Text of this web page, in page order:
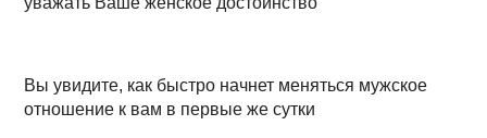
Вы увидите, как быстро начнет меняться мужское
отношение к вам в первые же сутки